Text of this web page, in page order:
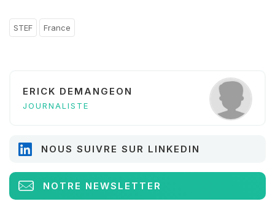
STEF France
ERICK DEMANGEON
JOURNALISTE
NOUS SUIVRE SUR LINKEDIN
NOTRE NEWSLETTER